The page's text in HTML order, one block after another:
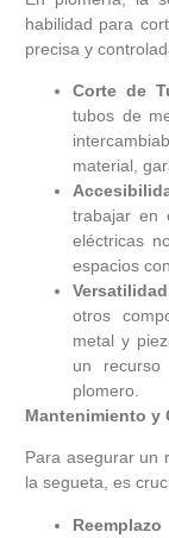
habilidad para
precisa y
Corte de
tubos de
material,
trabajar en
eléctricas
espacios
otros
metal y
un recurso
plomero.
Mantenimiento y
Para asegurar un
la segueta, es